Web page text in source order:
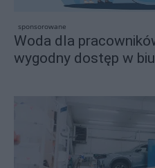
sponsorowane
Woda dla
wygodny dostęp w